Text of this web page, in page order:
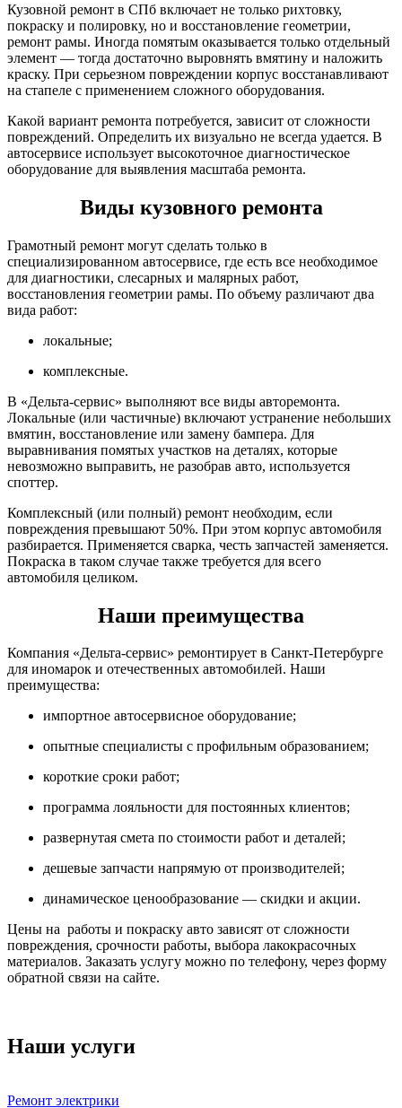
Кузовной ремонт в СПб включает не только рихтовку,
покраску и полировку, но и восстановление геометрии,
ремонт рамы. Иногда помятым оказывается только отдельный
элемент — тогда достаточно выровнять вмятину и наложить
краску. При серьезном повреждении корпус восстанавливают
на стапеле с применением сложного оборудования.
Какой вариант ремонта потребуется, зависит от сложности
повреждений. Определить их визуально не всегда удается. В
автосервисе использует высокоточное диагностическое
оборудование для выявления масштаба ремонта.
Виды кузовного ремонта
Грамотный ремонт могут сделать только в
специализированном автосервисе, где есть все необходимое
для диагностики, слесарных и малярных работ,
восстановления геометрии рамы. По объему различают два
вида работ:
локальные;
комплексные.
В «Дельта-сервис» выполняют все виды авторемонта.
Локальные (или частичные) включают устранение небольших
вмятин, восстановление или замену бампера. Для
выравнивания помятых участков на деталях, которые
невозможно выправить, не разобрав авто, используется
споттер.
Комплексный (или полный) ремонт необходим, если
повреждения превышают 50%. При этом корпус автомобиля
разбирается. Применяется сварка, честь запчастей заменяется.
Покраска в таком случае также требуется для всего
автомобиля целиком.
Наши преимущества
Компания «Дельта-сервис» ремонтирует в Санкт-Петербурге
для иномарок и отечественных автомобилей. Наши
преимущества:
импортное автосервисное оборудование;
опытные специалисты с профильным образованием;
короткие сроки работ;
программа лояльности для постоянных клиентов;
развернутая смета по стоимости работ и деталей;
дешевые запчасти напрямую от производителей;
динамическое ценообразование — скидки и акции.
Цены на работы и покраску авто зависят от сложности
повреждения, срочности работы, выбора лакокрасочных
материалов. Заказать услугу можно по телефону, через форму
обратной связи на сайте.
Наши услуги
Ремонт электрики